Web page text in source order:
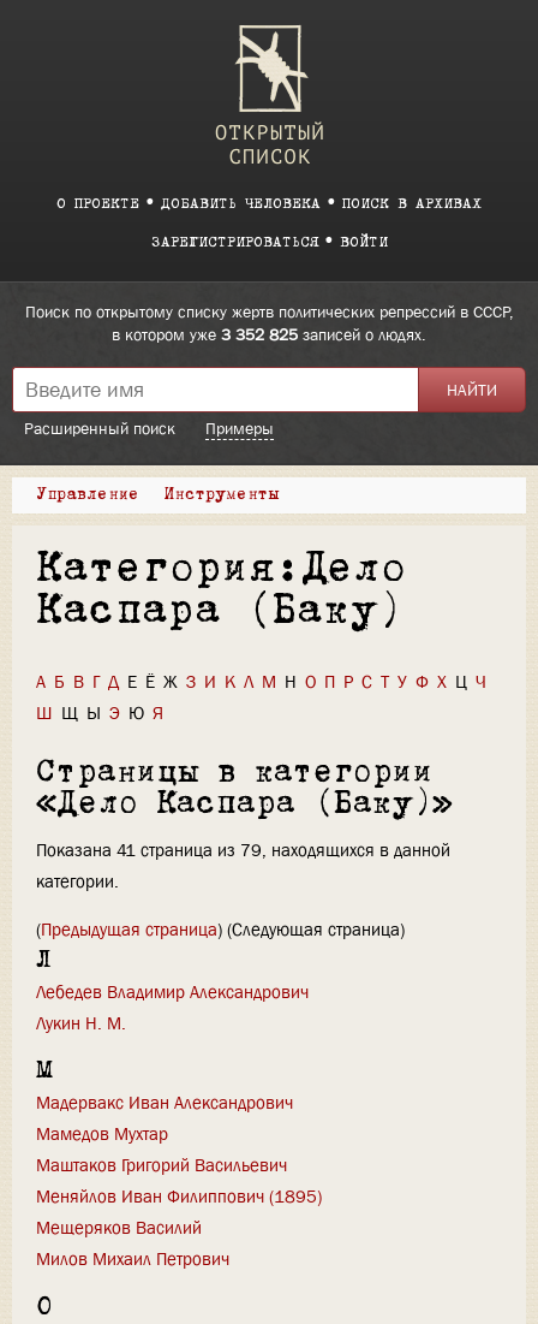
О ПРОЕКТЕ ДОБАВИТЬ ЧЕЛОВЕКА ПОИСК В АРХИВАХ
ЗАРЕГИСТРИРОВАТЬСЯ ВОЙТИ
Поиск по открытому списку жертв политических репрессий в СССР,
в котором уже 3 352 825 записей о людях.
Расширенный поиск Примеры
Управление Инструменты
Категория:Дело
Каспара (Баку)
А Б В Г Д Е Ё Ж З И К Л М Н О П Р С Т У Ф Х Ц Ч
Ш Щ Ы Э Ю Я
Страницы в категории
«Дело Каспара (Баку)»
Показана 41 страница из 79, находящихся в данной
категории.
(Предыдущая страница) (Следующая страница)
Л
Лебедев Владимир Александрович
Лукин Н. М.
М
Мадервакс Иван Александрович
Мамедов Мухтар
Маштаков Григорий Васильевич
Меняйлов Иван Филиппович (1895)
Мещеряков Василий
Милов Михаил Петрович
О